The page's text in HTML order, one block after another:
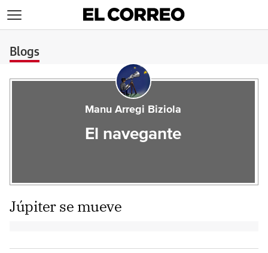
Blogs
Manu Arregi Biziola
El navegante
Júpiter se mueve